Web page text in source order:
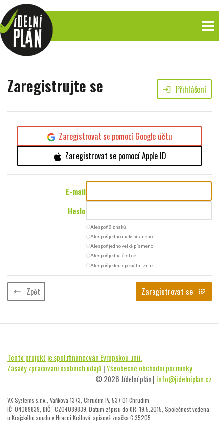
Zaregistrujte se login Přihlášení
Zaregistrovat se pomocí Google účtu
Zaregistrovat se pomocí Apple ID
E-mail
Heslo
radio_button_uncheckedAlespoň 8 znaků
radio_button_uncheckedAlespoň jedno malé písmeno
radio_button_uncheckedAlespoň jedno velké písmeno
radio_button_uncheckedAlespoň jedna číslice
radio_button_uncheckedAlespoň jeden speciální znak
keyboard_backspace Zpět Zaregistrovat se app_registration
Tento projekt je spolufinancován Evropskou unií.
Zásady zpracování osobních údajů |Všeobecné obchodní podmínky
© 2026 Jídelní plán | info@jidelniplan.cz
VX Systems s.r.o., Vaňkova 1373, Chrudim IV, 537 01 Chrudim
IČ: 04089839, DIČ : CZ04089839, Datum zápisu do OR: 19.5.2015, Společnost vedená
u Krajského soudu v Hradci Králové, spisová značka C 35205